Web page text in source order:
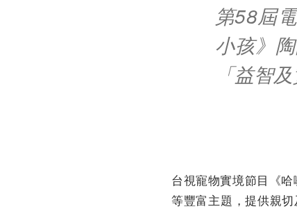
第58屆
小孩》
「益智
台視寵物實境節目《
等豐富主題，提供親